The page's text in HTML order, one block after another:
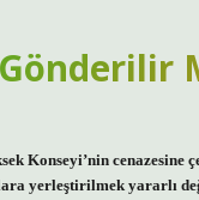
Konseyi’nin
yerleştirilmek yararlı